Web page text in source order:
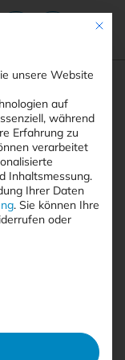
ZERO …
Mit
unsere Website
auf
während
Erfahrung zu
verarbeitet
Inhaltsmessung.
Ihrer Daten
. Sie können Ihre
oder
für die eine